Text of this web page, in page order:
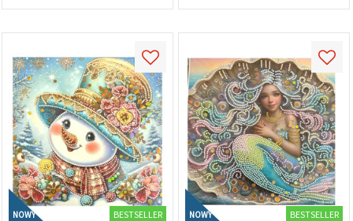
NOWY BESTSELLER NOWY BESTSELLER